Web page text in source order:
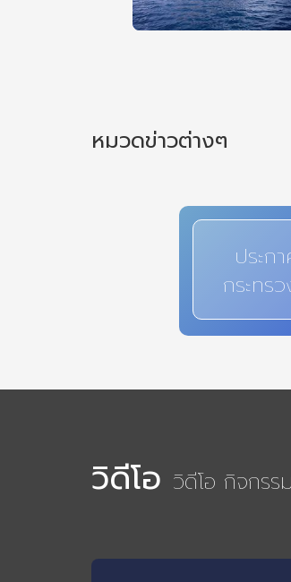
หมวดข่าวต่างๆ
ประก
กระทร
วิดีโอ วิดีโอ กิจกร